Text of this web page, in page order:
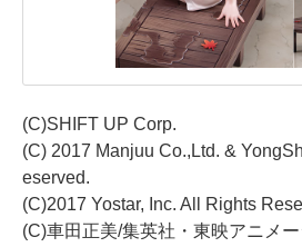
(C)SHIFT UP Corp.
(C) 2017 Manjuu Co.,Ltd. &
eserved.
(C)2017 Yostar, Inc. All Rights
(C)車田正美/集英社・東映アニメ